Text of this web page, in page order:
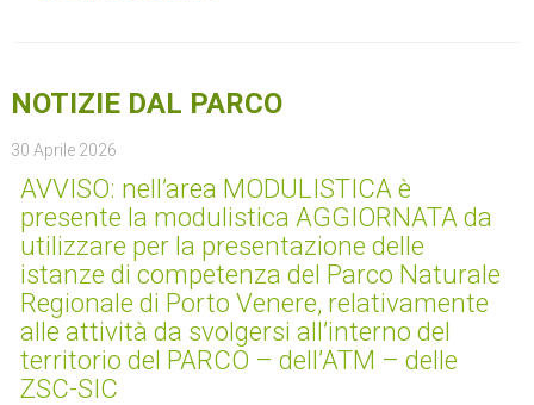
NOTIZIE DAL PARCO
30 Aprile 2026
AVVISO: nell’area MODULISTICA è
presente la modulistica AGGIORNATA da
utilizzare per la presentazione delle
istanze di competenza del Parco Naturale
Regionale di Porto Venere, relativamente
alle attività da svolgersi all’interno del
territorio del PARCO – dell’ATM – delle
ZSC-SIC